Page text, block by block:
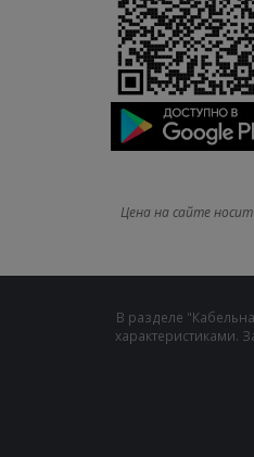
Цена на сайте
В разделе
характеристиками.